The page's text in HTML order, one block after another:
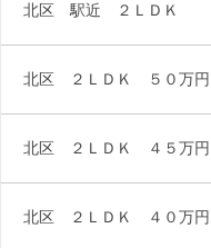
北区 駅近 ２ＬＤＫ
北区 ２ＬＤＫ ５０万円
北区 ２ＬＤＫ ４５万円
北区 ２ＬＤＫ ４０万円